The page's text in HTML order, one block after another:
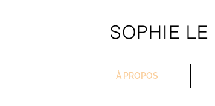
SOPHIE LE
À PROPOS